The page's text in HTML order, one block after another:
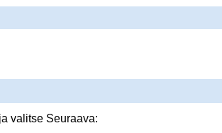
valitse Seuraava: